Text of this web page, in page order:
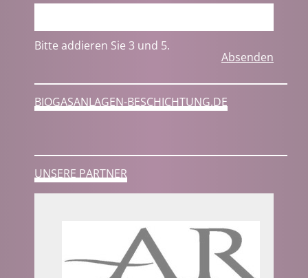
Bitte addieren Sie 3 und 5.
Absenden
BIOGASANLAGEN-BESCHICHTUNG.DE
UNSERE PARTNER